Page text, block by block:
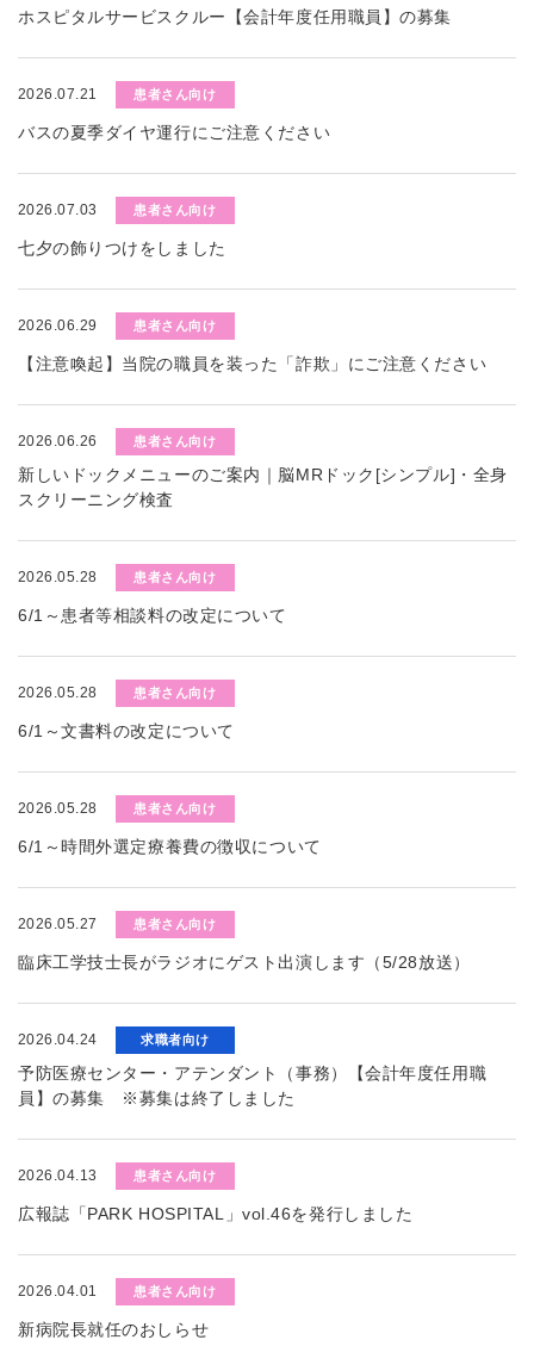
ホスピタルサービスクルー【会計年度任用職員】の募集
2026.07.21 患者さん向け
バスの夏季ダイヤ運行にご注意ください
2026.07.03 患者さん向け
七夕の飾りつけをしました
2026.06.29 患者さん向け
【注意喚起】当院の職員を装った「詐欺」にご注意ください
2026.06.26 患者さん向け
新しいドックメニューのご案内｜脳MRドック[シンプル]・全身
スクリーニング検査
2026.05.28 患者さん向け
6/1～患者等相談料の改定について
2026.05.28 患者さん向け
6/1～文書料の改定について
2026.05.28 患者さん向け
6/1～時間外選定療養費の徴収について
2026.05.27 患者さん向け
臨床工学技士長がラジオにゲスト出演します（5/28放送）
2026.04.24 求職者向け
予防医療センター・アテンダント（事務）【会計年度任用職
員】の募集 ※募集は終了しました
2026.04.13 患者さん向け
広報誌「PARK HOSPITAL」vol.46を発行しました
2026.04.01 患者さん向け
新病院長就任のおしらせ